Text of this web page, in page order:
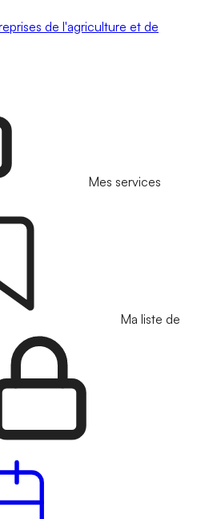
de l'agriculture et de
Mes services
Ma liste de